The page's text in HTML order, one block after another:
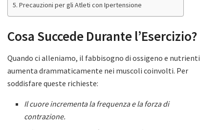
Precauzioni per gli Atleti con Ipertensione
Cosa Succede Durante l’Esercizio?
Quando ci alleniamo, il fabbisogno di ossigeno e nutrienti
aumenta drammaticamente nei muscoli coinvolti. Per
soddisfare queste richieste:
Il cuore incrementa la frequenza e la forza di
contrazione.